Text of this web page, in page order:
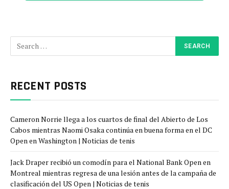
RECENT POSTS
Cameron Norrie llega a los cuartos de final del Abierto de Los
Cabos mientras Naomi Osaka continúa en buena forma en el DC
Open en Washington | Noticias de tenis
Jack Draper recibió un comodín para el National Bank Open en
Montreal mientras regresa de una lesión antes de la campaña de
clasificación del US Open | Noticias de tenis